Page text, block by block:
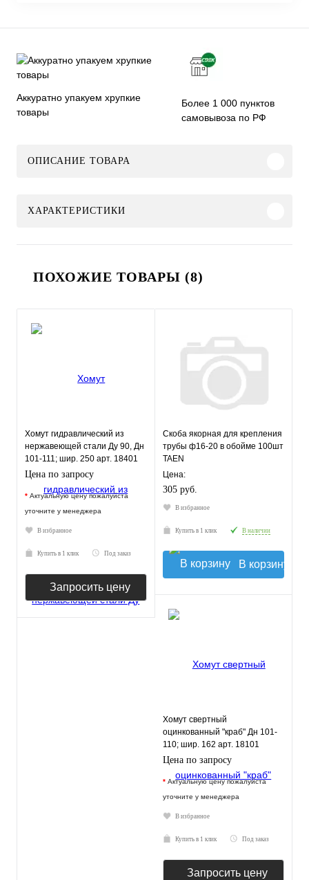
Аккуратно упакуем хрупкие
товары
Более 1 000 пунктов
самовывоза по РФ
ОПИСАНИЕ ТОВАРА
ХАРАКТЕРИСТИКИ
ПОХОЖИЕ ТОВАРЫ (8)
Хомут гидравлический из
нержавеющей стали Ду 90, Дн
101-111; шир. 250 арт. 18401
Цена по запросу
* Актуальную цену пожалуйста
уточните у менеджера
В избранное
Купить в 1 клик Под заказ
Запросить цену
Скоба якорная для крепления
трубы ф16-20 в обойме 100шт
TAEN
Цена:
305 руб.
В избранное
Купить в 1 клик В наличии
В корзину
Хомут свертный
оцинкованный "краб" Дн 101-
110; шир. 162 арт. 18101
Цена по запросу
* Актуальную цену пожалуйста
уточните у менеджера
В избранное
Купить в 1 клик Под заказ
Запросить цену